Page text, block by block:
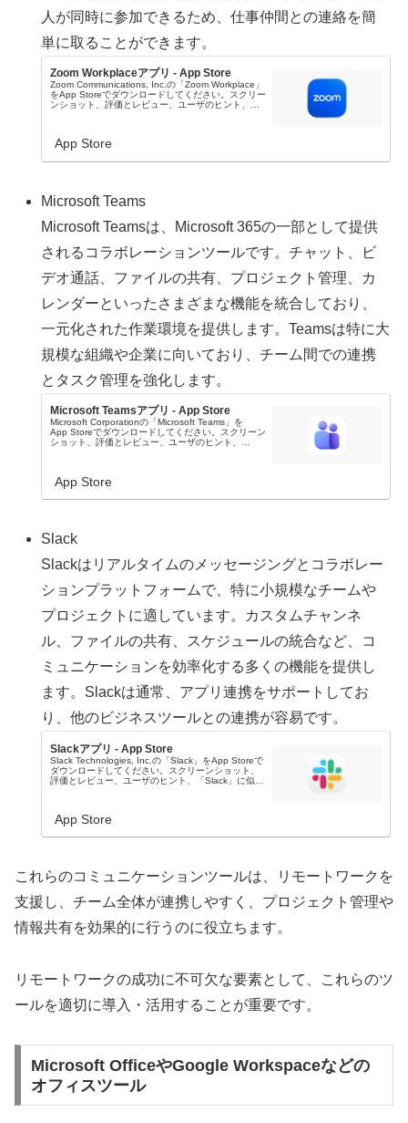
人が同時に参加できるため、仕事仲間との連絡を簡
単に取ることができます。
Zoom Workplaceアプリ - App Store
Zoom Communications, Inc.の「Zoom Workplace」
をApp Storeでダウンロードしてください。スクリー
ンショット、評価とレビュー、ユーザのヒント、
App Store
Microsoft Teams
Microsoft Teamsは、Microsoft 365の一部として提供
されるコラボレーションツールです。チャット、ビ
デオ通話、ファイルの共有、プロジェクト管理、カ
レンダーといったさまざまな機能を統合しており、
一元化された作業環境を提供します。Teamsは特に大
規模な組織や企業に向いており、チーム間での連携
とタスク管理を強化します。
Microsoft Teamsアプリ - App Store
Microsoft Corporationの「Microsoft Teams」を
App Storeでダウンロードしてください。スクリーン
ショット、評価とレビュー、ユーザのヒント、
App Store
Slack
Slackはリアルタイムのメッセージングとコラボレー
ションプラットフォームで、特に小規模なチームや
プロジェクトに適しています。カスタムチャンネ
ル、ファイルの共有、スケジュールの統合など、コ
ミュニケーションを効率化する多くの機能を提供し
ます。Slackは通常、アプリ連携をサポートしてお
り、他のビジネスツールとの連携が容易です。
Slackアプリ - App Store
Slack Technologies, Inc.の「Slack」をApp Storeで
ダウンロードしてください。スクリーンショット、
評価とレビュー、ユーザのヒント、「Slack」に似た
App Store
これらのコミュニケーションツールは、リモートワークを
支援し、チーム全体が連携しやすく、プロジェクト管理や
情報共有を効果的に行うのに役立ちます。
リモートワークの成功に不可欠な要素として、これらのツ
ールを適切に導入・活用することが重要です。
Microsoft OfficeやGoogle Workspaceなどの
オフィスツール